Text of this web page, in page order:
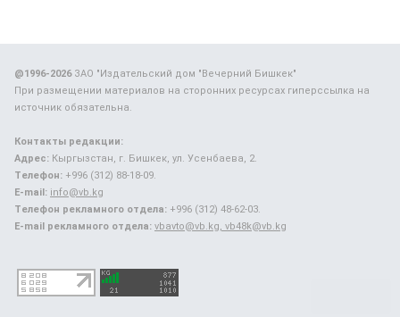
@1996-2026ЗАО "Издательский дом "Вечерний Бишкек"
При размещении материалов на сторонних ресурсах гиперссылка на
источник обязательна.
Контакты редакции:
Адрес: Кыргызстан, г. Бишкек, ул. Усенбаева, 2.
Телефон: +996 (312) 88-18-09.
E-mail: info@vb.kg
Телефон рекламного отдела: +996 (312) 48-62-03.
E-mail рекламного отдела: vbavto@vb.kg, vb48k@vb.kg